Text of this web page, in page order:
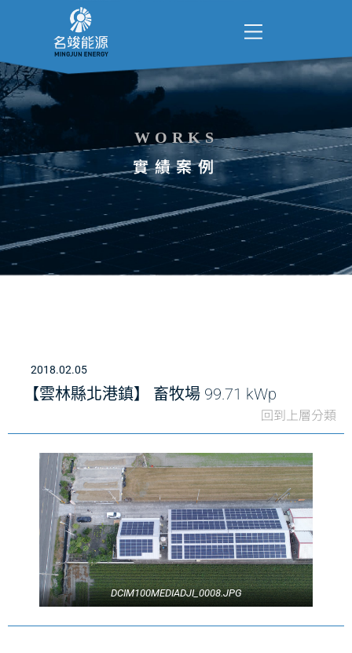
WORKS
實績案例
2018.02.05
【雲林縣北港鎮】 畜牧場 99.71 kWp
回到上層分類
DCIM100MEDIADJI_0008.JPG